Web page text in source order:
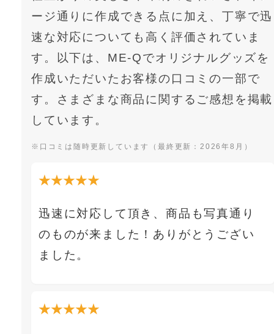
ージ通りに作成できる点に加え、丁寧で迅
速な対応についても高く評価されていま
す。以下は、ME-Qでオリジナルグッズを
作成いただいたお客様の口コミの一部で
す。さまざまな商品に関するご感想を掲載
しています。
※口コミは随時更新しています（最終更新：2026年8月）
★★★★★
迅速に対応して頂き、商品も写真通り
のものが来ました！ありがとうござい
ました。
★★★★★